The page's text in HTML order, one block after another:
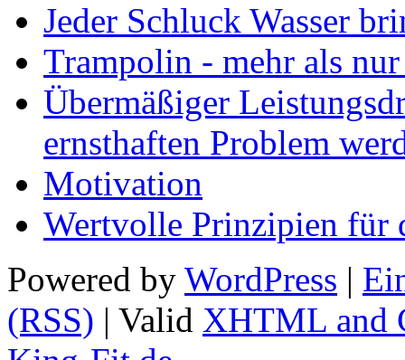
Jeder Schluck Wasser
Trampolin - mehr als
Übermäßiger
ernsthaften Problem
Motivation
Wertvolle Prinzipien für
Powered by WordPress |
(RSS) | Valid XHTML and